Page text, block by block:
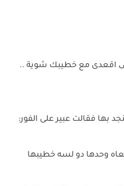
اقعدى مع خطيبك شوية ..
بها فقالت عبير على الفور:
وحدها دو لسه خطيبها